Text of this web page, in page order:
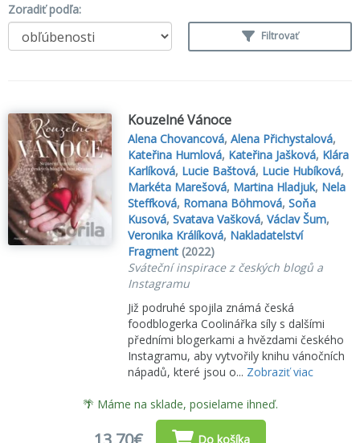
Zoradiť podľa:
Filtrovať
Kouzelné Vánoce
Alena Chovancová,Alena Přichystalová,
Kateřina Humlová, Kateřina Jašková, Klára
Karlíková, Lucie Baštová, Lucie Hubíková,
Markéta Marešová, Martina Hladjuk, Nela
Steffková, Romana Böhmová,Soňa
Kusová,Svatava Vašková,Václav Šum,
Veronika Králíková, Nakladatelství
Fragment (2022)
Sváteční inspirace z českých blogů a
Instagramu
Již podruhé spojila známá česká
foodblogerka Coolinářka síly s dalšími
předními blogerkami a hvězdami českého
Instagramu, aby vytvořily knihu vánočních
nápadů, které jsou o... Zobraziť viac
🌴 Máme na sklade, posielame ihneď.
Do košíka